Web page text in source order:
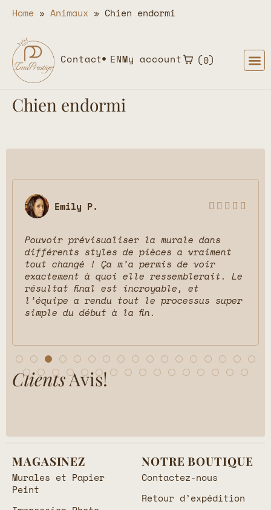
Home » Animaux » Chien endormi
Contact ENMy account 0
Chien endormi
Emily P.     
Pouvoir prévisualiser la murale dans
différents styles de pièces a vraiment
tout changé ! Ça m’a permis de voir
exactement à quoi elle ressemblerait. Le
résultat final est incroyable, et
l’équipe a rendu tout le processus super
simple du début à la fin.
ClientsAvis!
MAGASINEZ
Murales et Papier
Peint
NOTRE BOUTIQUE
Contactez-nous
Retour d’expédition